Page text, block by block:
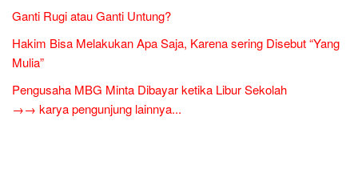
Ganti Rugi atau Ganti Untung?
Hakim Bisa Melakukan Apa Saja, Karena sering Disebut “Yang
Mulia”
Pengusaha MBG Minta Dibayar ketika Libur Sekolah
→→ karya pengunjung lainnya...